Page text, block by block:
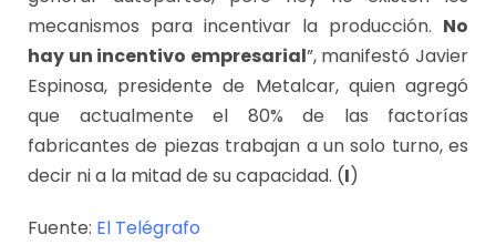
mecanismos para incentivar la producción. No
hay un incentivo empresarial”, manifestó Javier
Espinosa, presidente de Metalcar, quien agregó
que actualmente el 80% de las factorías
fabricantes de piezas trabajan a un solo turno, es
decir ni a la mitad de su capacidad. (I)
Fuente: El Telégrafo